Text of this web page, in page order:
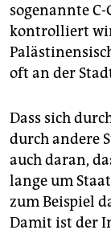
sogenannte
kontrolliert
oft an der
Dass sich
durch andere
auch daran,
lange um
zum Beispiel
Damit ist der